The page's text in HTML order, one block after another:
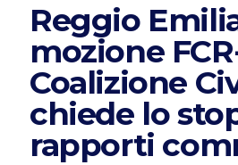
Reggio
mozione
Coalizione
chiede lo
rapporti